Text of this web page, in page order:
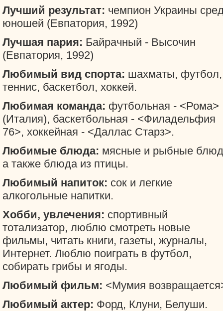
Лучший результат: чемпион Украины
юношей (Евпатория, 1992)
Лучшая пария: Байрачный - Высочин
(Евпатория, 1992)
Любимый вид спорта: шахматы, футбол,
теннис, баскетбол, хоккей.
Любимая команда: футбольная - <Рома>
(Италия), баскетбольная - <Филадельфия
76>, хоккейная - <Даллас Старз>.
Любимые блюда: мясные и рыбные
а также блюда из птицы.
Любимый напиток: сок и легкие
алкогольные напитки.
Хобби, увлечения: спортивный
тотализатор, люблю смотреть новые
фильмы, читать книги, газеты, журналы,
Интернет. Люблю поиграть в футбол,
собирать грибы и ягоды.
Любимый фильм: <Мумия
Любимый актер: Форд, Клуни, Белуши.